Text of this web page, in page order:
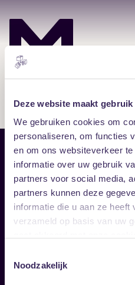
Deze website maakt
We gebruiken cookies om
personaliseren, om functies
en om ons websiteverkeer
informatie over uw gebruik
partners voor social media,
partners kunnen deze
informatie die u aan ze
verzameld op basis van uw
Noodzakelijk
Sitemap
Home
Vrijwilligers
Verhuur
Disclaimer
Privacy &
Follow
Onze nieuwsbrief